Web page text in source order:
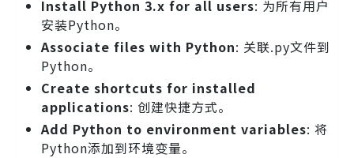
Install Python 3.x for all users: 为所有用户
安装Python。
Associate files with Python: 关联.py文件到
Python。
Create shortcuts for installed
applications: 创建快捷方式。
Add Python to environment variables: 将
Python添加到环境变量。